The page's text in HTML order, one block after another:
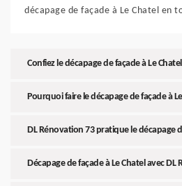
décapage de façade à Le Chatel en
Confiez le décapage de façade à Le
Pourquoi faire le décapage de façade à
DL Rénovation 73 pratique le décapage
Décapage de façade à Le Chatel avec DL